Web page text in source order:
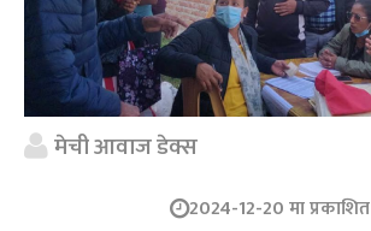
मेची आवाज डेक्स
2024-12-20 मा प्रकाशित